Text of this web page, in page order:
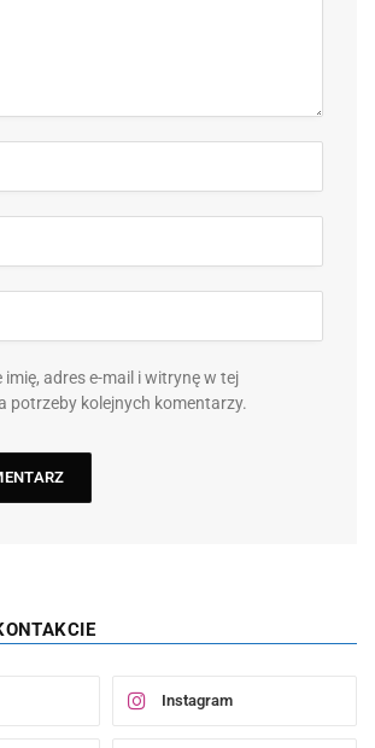
imię, adres e-mail i witrynę w tej
potrzeby kolejnych komentarzy.
Instagram